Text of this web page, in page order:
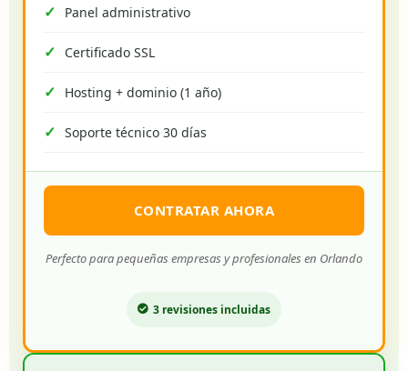
Panel administrativo
Certificado SSL
Hosting + dominio (1 año)
Soporte técnico 30 días
CONTRATAR AHORA
Perfecto para pequeñas empresas y profesionales en Orlando
3 revisiones incluidas